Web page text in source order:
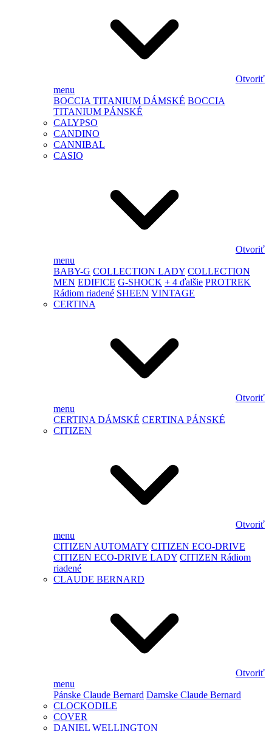
Otvoriť
menu
BOCCIA TITANIUM DÁMSKÉ BOCCIA
TITANIUM PÁNSKÉ
CALYPSO
CANDINO
CANNIBAL
CASIO
Otvoriť
menu
BABY-G COLLECTION LADY COLLECTION
MEN EDIFICE G-SHOCK + 4 ďalšie PROTREK
Rádiom riadené SHEEN VINTAGE
CERTINA
Otvoriť
menu
CERTINA DÁMSKÉ CERTINA PÁNSKÉ
CITIZEN
Otvoriť
menu
CITIZEN AUTOMATY CITIZEN ECO-DRIVE
CITIZEN ECO-DRIVE LADY CITIZEN Rádiom
riadené
CLAUDE BERNARD
Otvoriť
menu
Pánske Claude Bernard Damske Claude Bernard
CLOCKODILE
COVER
DANIEL WELLINGTON